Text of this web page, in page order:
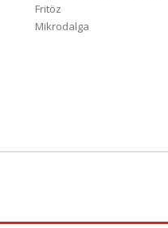
Fritöz
Mikrodalga